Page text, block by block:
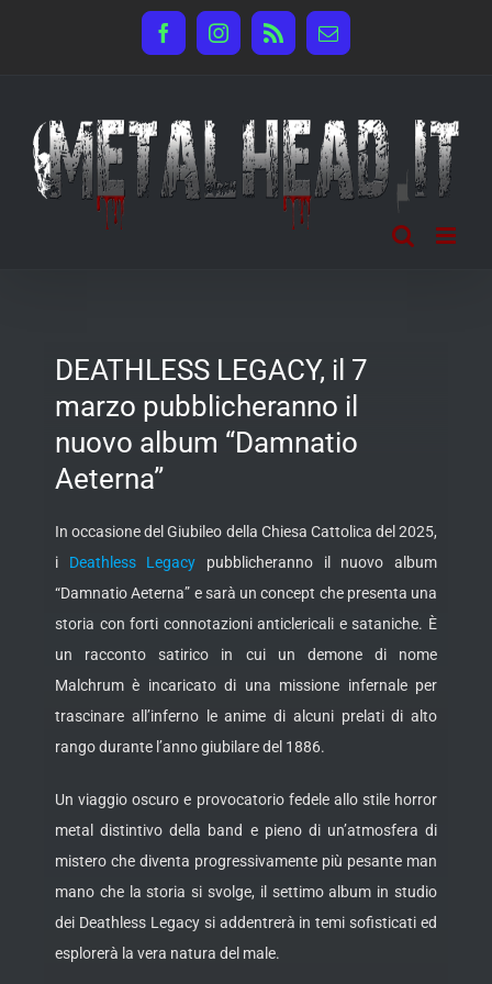
FacebookInstagram
Rss Email
DEATHLESS LEGACY, il 7
marzo pubblicheranno il
nuovo album “Damnatio
Aeterna”
In occasione del Giubileo della Chiesa Cattolica del 2025,
i Deathless Legacy pubblicheranno il nuovo album
“Damnatio Aeterna” e sarà un concept che presenta una
storia con forti connotazioni anticlericali e sataniche. È
un racconto satirico in cui un demone di nome
Malchrum è incaricato di una missione infernale per
trascinare all’inferno le anime di alcuni prelati di alto
rango durante l’anno giubilare del 1886.
Un viaggio oscuro e provocatorio fedele allo stile horror
metal distintivo della band e pieno di un’atmosfera di
mistero che diventa progressivamente più pesante man
mano che la storia si svolge, il settimo album in studio
dei Deathless Legacy si addentrerà in temi sofisticati ed
esplorerà la vera natura del male.